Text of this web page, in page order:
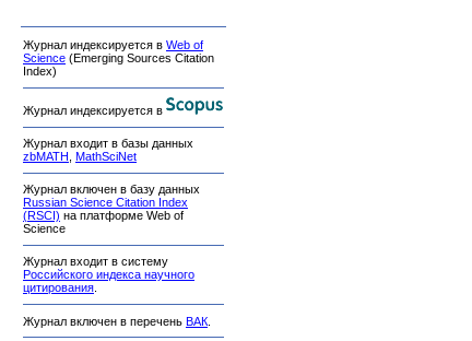
Журнал индексируется в Web of
Science (Emerging Sources Citation
Index)
Журнал индексируется в
Журнал входит в базы данных
zbMATH
MathSciNet
Журнал включен в базу данных
Russian Science Citation Index
(RSCI) на платформе Web of
Science
Журнал входит в систему
Российского индекса научного
цитирования.
Журнал включен в перечень ВАК